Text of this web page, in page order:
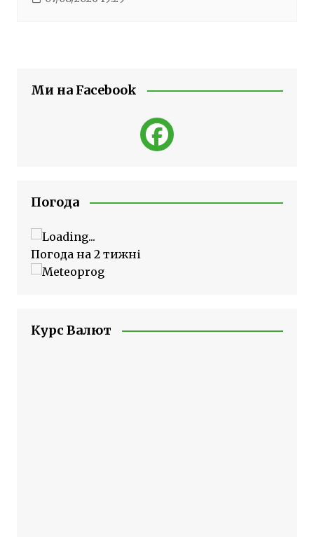
Ми на Facebook
Погода
Погода на 2 тижні
Курс Валют